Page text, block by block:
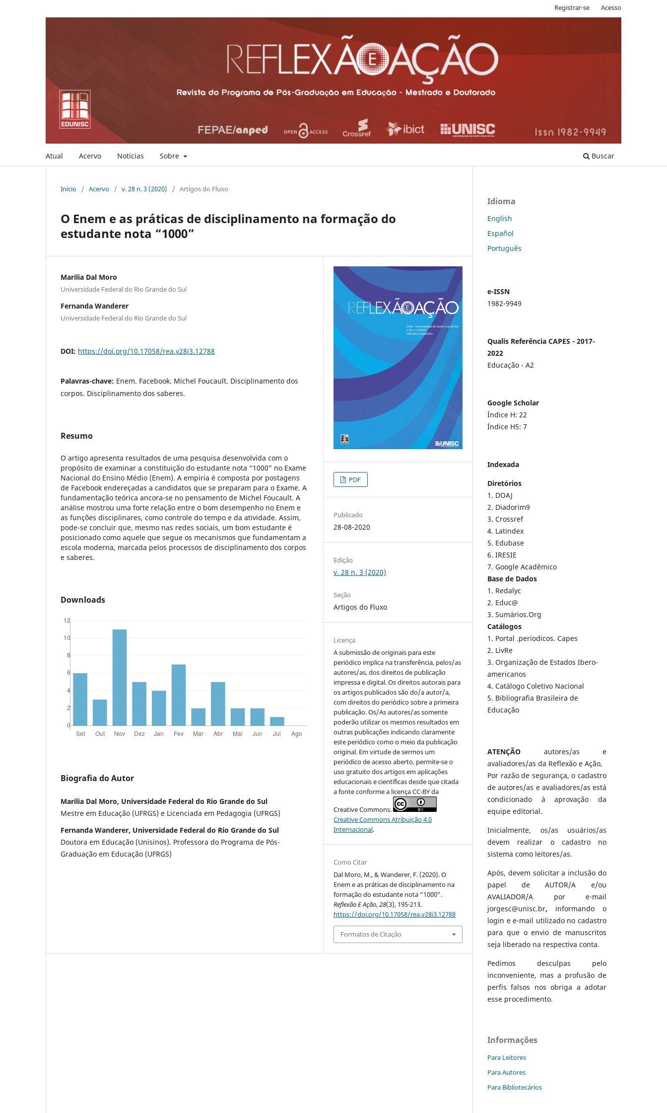
Atual Acervo Notícias Sobre Buscar
Registrar-se Acesso
Início / Acervo / v. 28 n. 3 (2020) / Artigos do Fluxo
O Enem e as práticas de disciplinamento na formação do
estudante nota “1000”
Marilia Dal Moro
Universidade Federal do Rio Grande do Sul
Fernanda Wanderer
Universidade Federal do Rio Grande do Sul
DOI: https://doi.org/10.17058/rea.v28i3.12788
Palavras-chave: Enem. Facebook. Michel Foucault. Disciplinamento dos
corpos. Disciplinamento dos saberes.
Resumo
O artigo apresenta resultados de uma pesquisa desenvolvida com o
propósito de examinar a constituição do estudante nota “1000” no Exame
Nacional do Ensino Médio (Enem). A empiria é composta por postagens
de Facebook endereçadas a candidatos que se preparam para o Exame. A
fundamentação teórica ancora-se no pensamento de Michel Foucault. A
análise mostrou uma forte relação entre o bom desempenho no Enem e
as funções disciplinares, como controle do tempo e da atividade. Assim,
pode-se concluir que, mesmo nas redes sociais, um bom estudante é
posicionado como aquele que segue os mecanismos que fundamentam a
escola moderna, marcada pelos processos de disciplinamento dos corpos
e saberes.
Downloads
Biografia do Autor
Marilia Dal Moro, Universidade Federal do Rio Grande do Sul
Mestre em Educação (UFRGS) e Licenciada em Pedagogia (UFRGS)
Fernanda Wanderer, Universidade Federal do Rio Grande do Sul
Doutora em Educação (Unisinos). Professora do Programa de Pós-
Graduação em Educação (UFRGS)
PDF
Publicado
28-08-2020
Edição
v. 28 n. 3 (2020)
Seção
Artigos do Fluxo
Licença
A submissão de originais para este
periódico implica na transferência, pelos/as
autores/as, dos direitos de publicação
impressa e digital. Os direitos autorais para
os artigos publicados são do/a autor/a,
com direitos do periódico sobre a primeira
publicação. Os/As autores/as somente
poderão utilizar os mesmos resultados em
outras publicações indicando claramente
este periódico como o meio da publicação
original. Em virtude de sermos um
periódico de acesso aberto, permite-se o
uso gratuito dos artigos em aplicações
educacionais e científicas desde que citada
a fonte conforme a licença CC-BY da
Creative Commons.
Creative Commons Atribuição 4.0
Internacional.
Como Citar
Dal Moro, M., & Wanderer, F. (2020). O
Enem e as práticas de disciplinamento na
formação do estudante nota “1000”.
Reflexão E Ação,28(3), 195-213.
https://doi.org/10.17058/rea.v28i3.12788
Formatos de Citação
Idioma
English
Español
Português
e-ISSN
1982-9949
Qualis Referência CAPES - 2017-
2022
Educação - A2
Google Scholar
Índice H: 22
Índice H5: 7
Indexada
Diretórios
1. DOAJ
2. Diadorim9
3. Crossref
4. Latindex
5. Edubase
6. IRESIE
7. Google Acadêmico
Base de Dados
1. Redalyc
2. Educ@
3. Sumários.Org
Catálogos
1. Portal .periodicos. Capes
2. LivRe
3. Organização de Estados Ibero-
americanos
4. Catálogo Coletivo Nacional
5. Bibliografia Brasileira de
Educação
ATENÇÃO autores/as e
avaliadores/as da Reflexão e Ação,
Por razão de segurança, o cadastro
de autores/as e avaliadores/as está
condicionado à aprovação da
equipe editorial.
Inicialmente, os/as usuários/as
devem realizar o cadastro no
sistema como leitores/as.
Após, devem solicitar a inclusão do
papel de AUTOR/A e/ou
AVALIADOR/A por e-mail
jorgesc@unisc.br, informando o
login e e-mail utilizado no cadastro
para que o envio de manuscritos
seja liberado na respectiva conta.
Pedimos desculpas pelo
inconveniente, mas a profusão de
perfis falsos nos obriga a adotar
esse procedimento.
Informações
Para Leitores
Para Autores
Para Bibliotecários